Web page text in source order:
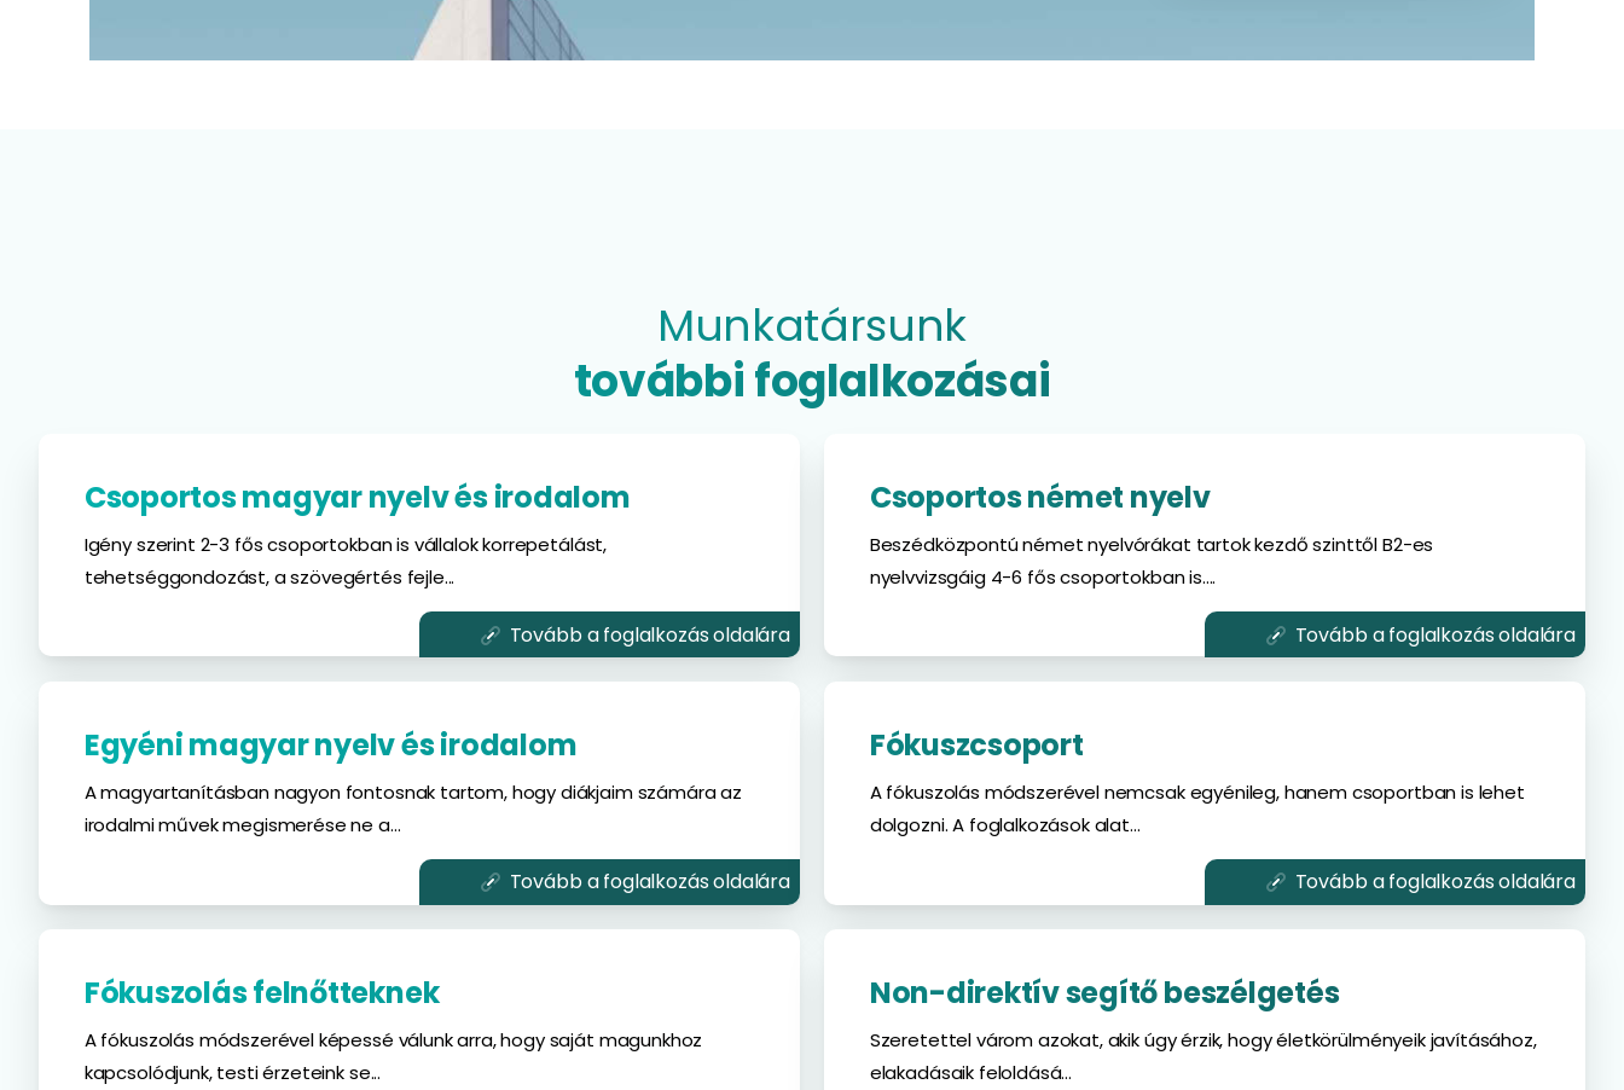
Munkatársunk
további foglalkozásai
Csoportos magyar nyelv és irodalom
Igény szerint 2-3 fős csoportokban is vállalok korrepetálást,
tehetséggondozást, a szövegértés fejle...
Tovább a foglalkozás oldalára
Csoportos német nyelv
Beszédközpontú német nyelvórákat tartok kezdő szinttől B2-es
nyelvvizsgáig 4-6 fős csoportokban is....
Tovább a foglalkozás oldalára
Egyéni magyar nyelv és irodalom
A magyartanításban nagyon fontosnak tartom, hogy diákjaim számára az
irodalmi művek megismerése ne a...
Tovább a foglalkozás oldalára
Fókuszcsoport
A fókuszolás módszerével nemcsak egyénileg, hanem csoportban is lehet
dolgozni. A foglalkozások alat...
Tovább a foglalkozás oldalára
Fókuszolás felnőtteknek
A fókuszolás módszerével képessé válunk arra, hogy saját magunkhoz
kapcsolódjunk, testi érzeteink se...
Non-direktív segítő beszélgetés
Szeretettel várom azokat, akik úgy érzik, hogy életkörülményeik javításához,
elakadásaik feloldásá...